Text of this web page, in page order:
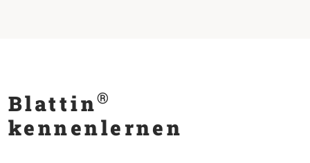
Blattin®
kennenlernen